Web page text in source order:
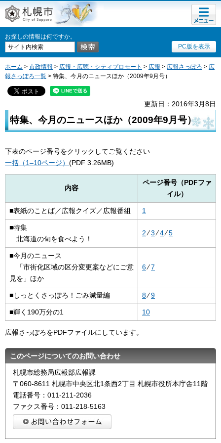
札幌市
お探しの情報は何ですか。
PC版を表示
メニュ
ー
ホーム > 市政情報 > 広報・広聴・シティプロモート > 広報 > 広報さっぽろ > 広
報さっぽろ一覧 > 特集、今月のニュースほか（2009年9月号）
更新日：2016年3月8日
特集、今月のニュースほか（2009年9月号）
下表のページ番号をクリックしてご覧ください
一括（1–10ページ） (PDF 3.26MB)
内容
ページ番号（PDFファ
イル）
■表紙のことば／広報クイズ／広報番組 1
■特集
北海道の旬を食べよう！
2⁄3⁄4⁄5
■今月のニュース
「市街化区域の区分変更案などにご意
見を」ほか
6⁄7
■しっとくさっぽろ！ごみ減量編 8⁄9
■輝く190万分の1 10
広報さっぽろをPDFファイルにしています。
このページについてのお問い合わせ
札幌市総務局広報部広報課
〒060-8611 札幌市中央区北1条西2丁目 札幌市役所本庁舎11階
電話番号：011-211-2036
ファクス番号：011-218-5163